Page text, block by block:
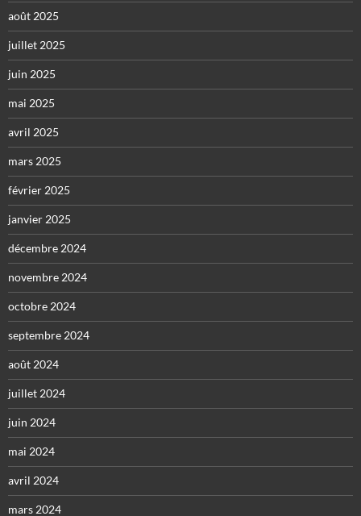
août 2025
juillet 2025
juin 2025
mai 2025
avril 2025
mars 2025
février 2025
janvier 2025
décembre 2024
novembre 2024
octobre 2024
septembre 2024
août 2024
juillet 2024
juin 2024
mai 2024
avril 2024
mars 2024